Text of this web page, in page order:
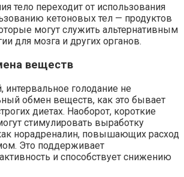
тело переходит от использования
кетоновых тел — продуктов
могут служить альтернативным
для мозга и других органов.
веществ
голодание не
обмен веществ, как это бывает
диетах. Наоборот, короткие
стимулировать выработку
норадреналин, повышающих расход
Это поддерживает
и способствует снижению